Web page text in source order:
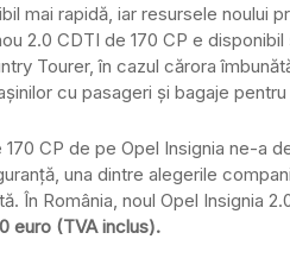
mai rapidă, iar resursele noului
2.0 CDTI de 170 CP e
Tourer, în cazul cărora
cu pasageri și bagaje
CP de pe Opel Insignia ne-a
una dintre alegerile
În România, noul Opel Insignia
euro (TVA inclus).